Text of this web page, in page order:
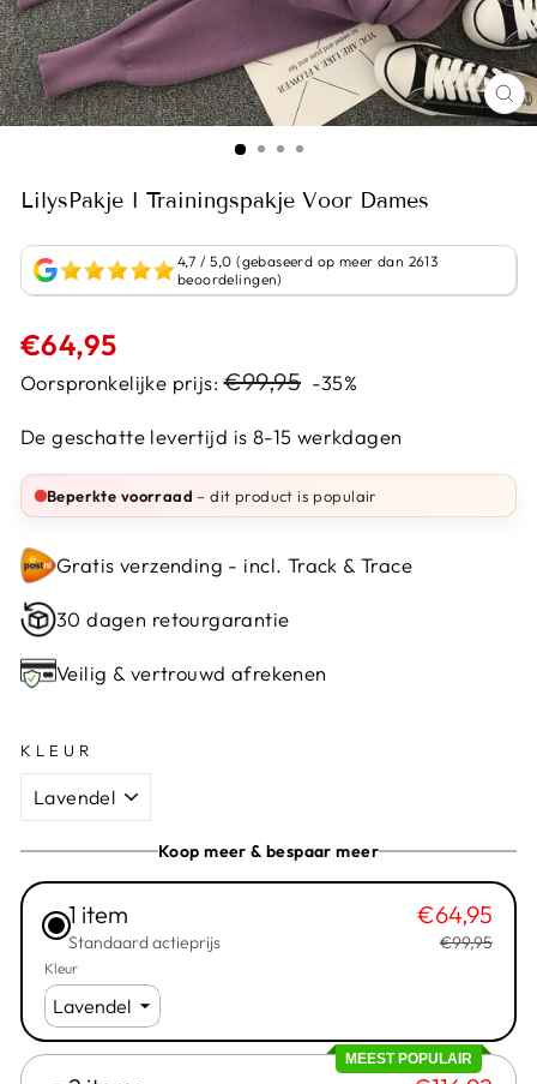
LilysPakje I Trainingspakje Voor Dames
4,7 / 5,0 (gebaseerd op meer dan 2613
beoordelingen)
€64,95
Oorspronkelijke prijs: €99,95
Sale
-35%
De geschatte levertijd is 8-15 werkdagen
Beperkte voorraad – dit product is populair
Gratis verzending - incl. Track & Trace
30 dagen retourgarantie
Veilig & vertrouwd afrekenen
KLEUR
Koop meer & bespaar meer
1 item
Standaard actieprijs
€64,95
€99,95
Kleur
MEEST POPULAIR